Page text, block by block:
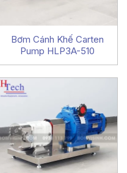
Bơm Cánh Khế Carten
Pump HLP3A-510